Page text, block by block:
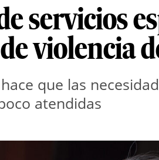
servicios
violencia
que las
atendidas